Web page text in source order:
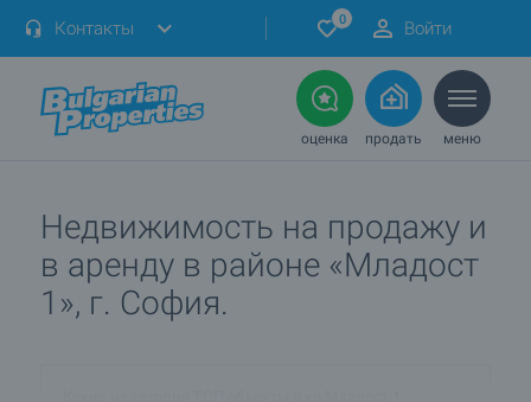
Контакты 0 Войти
оценка продать меню
Недвижимость на продажу и
в аренду в районе «Младост
1», г. София.